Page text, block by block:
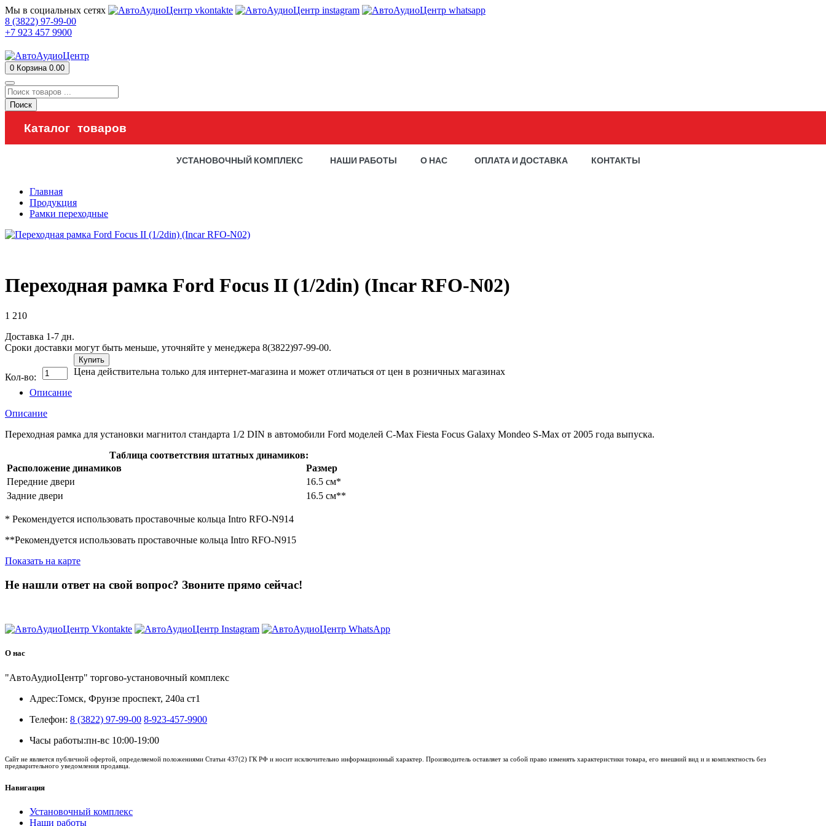
Мы в социальных сетях
8 (3822) 97-99-00
+7 923 457 9900
0 Корзина 0.00
Поиск
Каталог товаров
УСТАНОВОЧНЫЙ КОМПЛЕКС НАШИ РАБОТЫ О НАС ОПЛАТА И ДОСТАВКА КОНТАКТЫ
Главная
Продукция
Рамки переходные
Переходная рамка Ford Focus II (1/2din) (Incar RFO-N02)
1 210
Доставка 1-7 дн.
Сроки доставки могут быть меньше, уточняйте у менеджера 8(3822)97-99-00.
Кол-во:
Купить
Цена действительна только для интернет-магазина и может отличаться от цен в розничных магазинах
Описание
Описание
Переходная рамка для установки магнитол стандарта 1/2 DIN в автомобили Ford моделей C-Max Fiesta Focus Galaxy Mondeo S-Max от 2005 года выпуска.
Таблица соответствия штатных динамиков:
Расположение динамиков
Размер
Передние двери
16.5 см*
Задние двери
16.5 см**
* Рекомендуется использовать проставочные кольца Intro RFO-N914
**Рекомендуется использовать проставочные кольца Intro RFO-N915
Показать на карте
Не нашли ответ на свой вопрос? Звоните прямо сейчас!
О нас
"АвтоАудиоЦентр" торгово-установочный комплекс
Адрес:Томск, Фрунзе проспект, 240а ст1
Телефон: 8 (3822) 97-99-00 8-923-457-9900
Часы работы:пн-вс 10:00-19:00
Сайт не является публичной офертой, определяемой положениями Статьи 437(2) ГК РФ и носит исключительно информационный характер. Производитель оставляет за собой право изменять характеристики товара, его внешний вид и и комплектность без
предварительного уведомления продавца.
Навигация
Установочный комплекс
Наши работы